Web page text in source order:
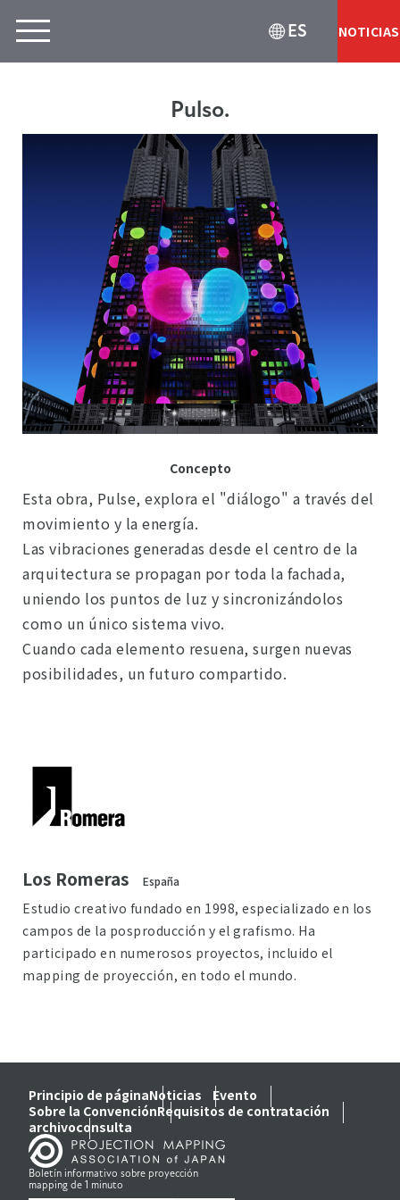
ES NOTICIAS
Pulso.
Concepto
Esta obra, Pulse, explora el "diálogo" a través del
movimiento y la energía.
Las vibraciones generadas desde el centro de la
arquitectura se propagan por toda la fachada,
uniendo los puntos de luz y sincronizándolos
como un único sistema vivo.
Cuando cada elemento resuena, surgen nuevas
posibilidades, un futuro compartido.
Los Romeras España
Estudio creativo fundado en 1998, especializado en los
campos de la posproducción y el grafismo. Ha
participado en numerosos proyectos, incluido el
mapping de proyección, en todo el mundo.
Principio de páginaNoticias
Evento
Sobre la ConvenciónRequisitos de contratación
archivoconsulta
Boletín informativo sobre proyección
mapping de 1 minuto